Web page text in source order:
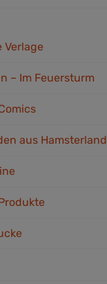
Verlage
– Im Feuersturm
aus Hamsterland